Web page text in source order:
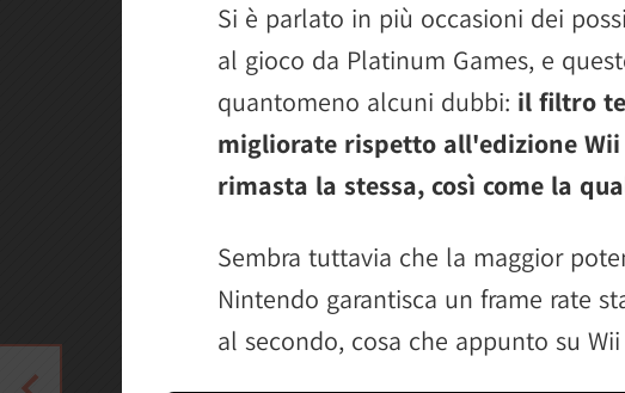
Si è parlato in più occasioni dei
al gioco da Platinum Games, e
quantomeno alcuni dubbi: il filtro
migliorate rispetto all'edizione
rimasta la stessa, così come la
Sembra tuttavia che la maggior
Nintendo garantisca un frame rate
al secondo, cosa che appunto su